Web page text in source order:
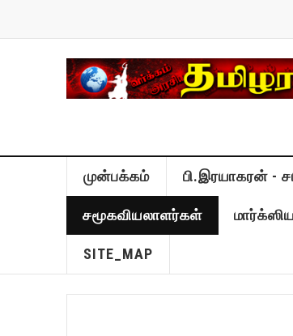
முன்பக்கம் பி.இரயாகரன் -
சமூகவியலாளர்கள்
SITE_MAP